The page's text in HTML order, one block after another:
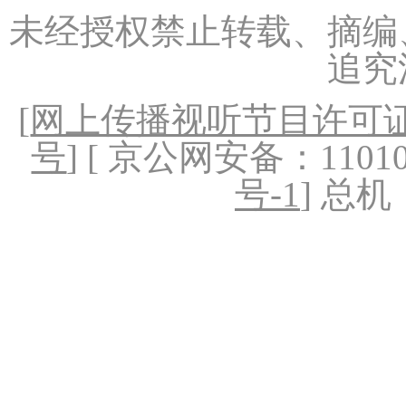
未经授权禁止转载、摘
追
[网上传播视听节目许可
号] [ 京公网安备：
号-1] 总机